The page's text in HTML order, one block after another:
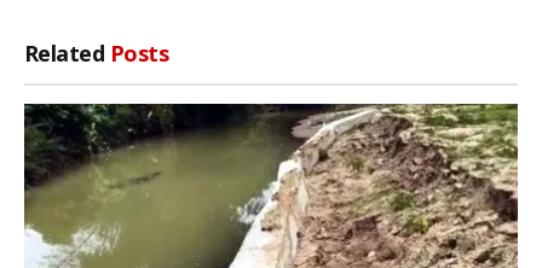
Related Posts